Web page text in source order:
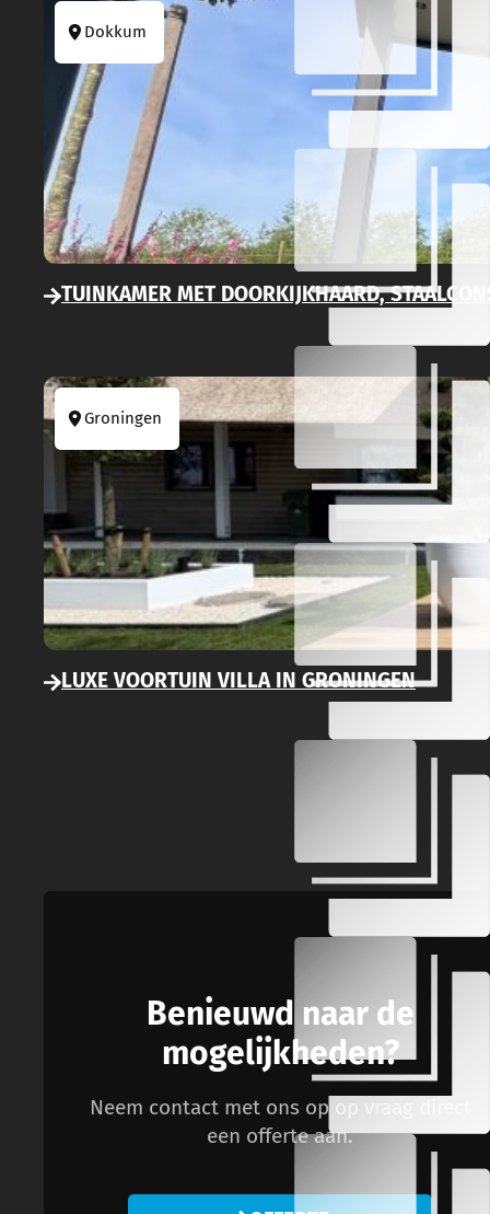
Dokkum
TUINKAMER MET DOORKIJKHAARD,
Groningen
LUXE VOORTUIN VILLA IN GRONINGEN
Benieuwd naar de
mogelijkheden?
Neem contact met ons op op vraag direct
een offerte aan.